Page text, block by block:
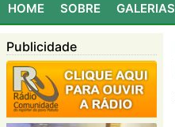
HOME SOBRE GALERIAS
Publicidade